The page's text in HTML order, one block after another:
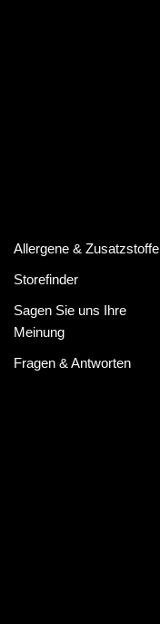
Allergene & Zusatzstoffe
Storefinder
Sagen Sie uns Ihre
Meinung
Fragen & Antworten